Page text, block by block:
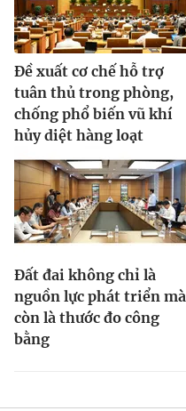
Đề xuất cơ chế hỗ trợ
tuân thủ trong phòng,
chống phổ biến vũ khí
hủy diệt hàng loạt
Đất đai không chỉ là
nguồn lực phát triển mà
còn là thước đo công
bằng